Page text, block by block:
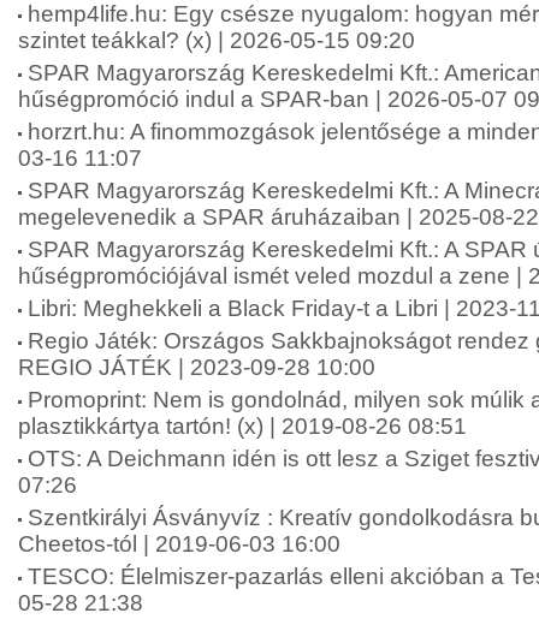
hemp4life.hu: Egy csésze nyugalom: hogyan
szintet teákkal? (x) | 2026-05-15 09:20
SPAR Magyarország Kereskedelmi Kft.:
hűségpromóció indul a SPAR-ban | 2026-05-07
horzrt.hu: A finommozgások jelentősége a
03-16 11:07
SPAR Magyarország Kereskedelmi Kft.: A
megelevenedik a SPAR áruházaiban | 2025-08-
SPAR Magyarország Kereskedelmi Kft.: A SPAR
hűségpromóciójával ismét veled mozdul a zene |
Libri: Meghekkeli a Black Friday-t a Libri | 2023-
Regio Játék: Országos Sakkbajnokságot rendez
REGIO JÁTÉK | 2023-09-28 10:00
Promoprint: Nem is gondolnád, milyen sok múlik
plasztikkártya tartón! (x) | 2019-08-26 08:51
OTS: A Deichmann idén is ott lesz a Sziget
07:26
Szentkirályi Ásványvíz : Kreatív gondolkodásra
Cheetos-tól | 2019-06-03 16:00
TESCO: Élelmiszer-pazarlás elleni akcióban a
05-28 21:38